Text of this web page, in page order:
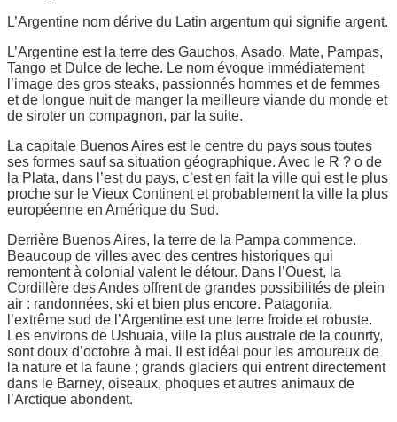
L’Argentine nom dérive du Latin argentum qui signifie argent.
L’Argentine est la terre des Gauchos, Asado, Mate, Pampas,
Tango et Dulce de leche. Le nom évoque immédiatement
l’image des gros steaks, passionnés hommes et de femmes
et de longue nuit de manger la meilleure viande du monde et
de siroter un compagnon, par la suite.
La capitale Buenos Aires est le centre du pays sous toutes
ses formes sauf sa situation géographique. Avec le R ? o de
la Plata, dans l’est du pays, c’est en fait la ville qui est le plus
proche sur le Vieux Continent et probablement la ville la plus
européenne en Amérique du Sud.
Derrière Buenos Aires, la terre de la Pampa commence.
Beaucoup de villes avec des centres historiques qui
remontent à colonial valent le détour. Dans l’Ouest, la
Cordillère des Andes offrent de grandes possibilités de plein
air : randonnées, ski et bien plus encore. Patagonia,
l’extrême sud de l’Argentine est une terre froide et robuste.
Les environs de Ushuaia, ville la plus australe de la counrty,
sont doux d’octobre à mai. Il est idéal pour les amoureux de
la nature et la faune ; grands glaciers qui entrent directement
dans le Barney, oiseaux, phoques et autres animaux de
l’Arctique abondent.